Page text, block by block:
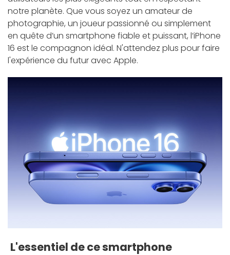
notre planète. Que vous soyez un amateur de
photographie, un joueur passionné ou simplement
en quête d’un smartphone fiable et puissant, l’iPhone
16 est le compagnon idéal. N'attendez plus pour faire
l'expérience du futur avec Apple.
L'essentiel de ce smartphone